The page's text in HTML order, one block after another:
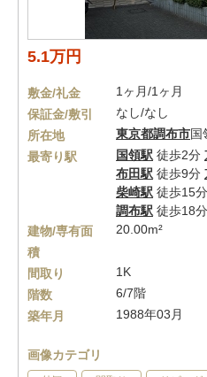
5.1万円
敷金/礼金
1ヶ月/1ヶ月
保証金/敷引
なし/なし
所在地
東京都調布市国
最寄り駅
国領駅 徒歩2分
布田駅 徒歩9分
柴崎駅 徒歩15分
調布駅 徒歩18分
建物/専有面
積
20.00m²
間取り
1K
階数
6/7階
築年月
1988年03月
画像カテゴリ